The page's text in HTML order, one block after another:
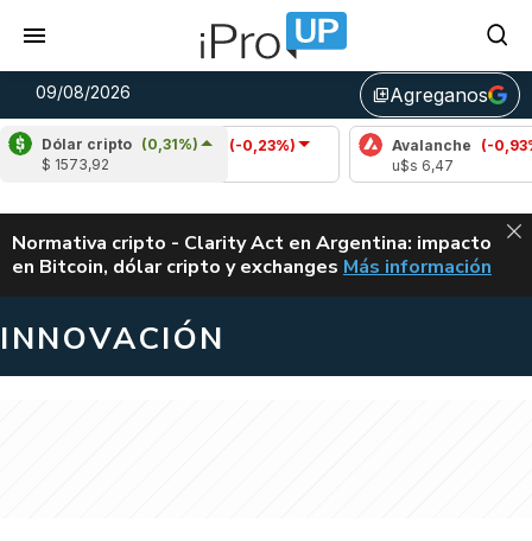
09/08/2026 library_addAgreganos
Dólar cripto (0,31%)
$ 1573,92
Cardano (-0,23%)
u$s 0,20
Avalanche
(-0,93%)
ALERTA
Normativa cripto - Clarity Act en Argentina: impacto
en Bitcoin, dólar cripto y exchanges CLARITY ACT EN
Más información
INNOVACIÓN